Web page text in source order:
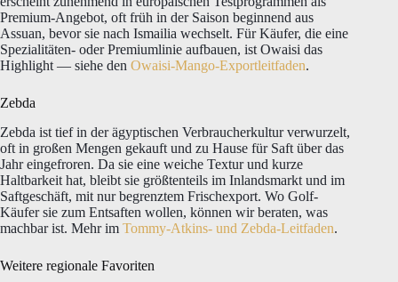
Premium-Angebot, oft früh in der Saison beginnend aus
Assuan, bevor sie nach Ismailia wechselt. Für Käufer, die eine
Spezialitäten- oder Premiumlinie aufbauen, ist Owaisi das
Highlight — siehe den Owaisi-Mango-Exportleitfaden.
Zebda
Zebda ist tief in der ägyptischen Verbraucherkultur verwurzelt,
oft in großen Mengen gekauft und zu Hause für Saft über das
Jahr eingefroren. Da sie eine weiche Textur und kurze
Haltbarkeit hat, bleibt sie größtenteils im Inlandsmarkt und im
Saftgeschäft, mit nur begrenztem Frischexport. Wo Golf-
Käufer sie zum Entsaften wollen, können wir beraten, was
machbar ist. Mehr im Tommy-Atkins- und Zebda-Leitfaden.
Weitere regionale Favoriten